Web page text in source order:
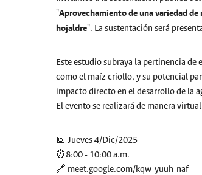
"Aprovechamiento de una variedad
hojaldre". La sustentación será
Este estudio subraya la pertinencia
como el maíz criollo, y su potencial
impacto directo en el desarrollo de la
El evento se realizará de manera
📅 Jueves 4/Dic/2025
⏰8:00 - 10:00 a.m.
🔗 meet.google.com/kqw-yuuh-naf